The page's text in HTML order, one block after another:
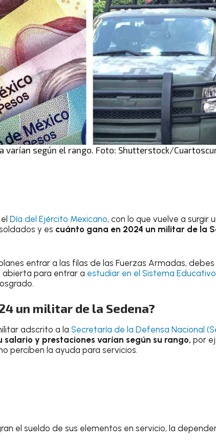
varían según el rango. Foto: Shutterstock/
Día del Ejército Mexicano, con lo que vuelve a surgir
y es cuánto gana en 2024 un militar de la
entrar a las filas de las Fuerzas Armadas,
para entrar a estudiar en el Sistema
un militar de la Sedena?
adscrito a la Secretaría de la Defensa Nacional
salario y prestaciones varían según su rango, por
perciben la ayuda para servicios.
el sueldo de sus elementos en servicio, la